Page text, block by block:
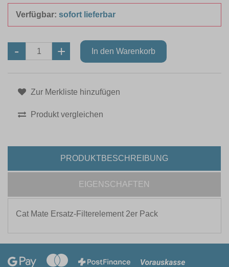
Verfügbar: sofort lieferbar
Zur Merkliste hinzufügen
Produkt vergleichen
PRODUKTBESCHREIBUNG
EIGENSCHAFTEN
Cat Mate Ersatz-Filterelement 2er Pack